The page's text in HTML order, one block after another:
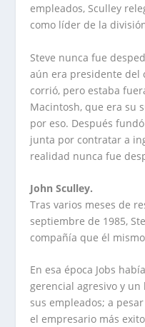
empleados, Sculley
como líder de la
Steve nunca fue
aún era presidente del
corrió, pero estaba
Macintosh, que era su
por eso. Des­pués
junta por contratar a
realidad nunca fue
John Sculley.
Tras varios meses de
septiembre de 1985,
compañía que él
En esa época Jobs
gerencial agresivo y
sus empleados; a
el empresario más